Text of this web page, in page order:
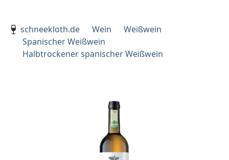
schneekloth.de
Wein
Weißwein
Spanischer Weißwein
Halbtrockener spanischer Weißwein
Bildergalerie überspringen